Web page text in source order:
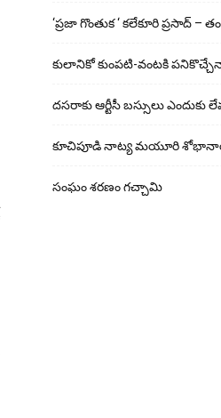
‘ప్రజా గొంతుక ‘ కలేకూరి ప్రసాద్ –
కులానికో కుంప‌టి-వంట‌కి
ద‌స‌రాకు ఆర్టీసీ బ‌స్సులు ఎందుకు
కూచిపూడి నాట్య మ‌యూరి
సంఘం శరణం గచ్చామి